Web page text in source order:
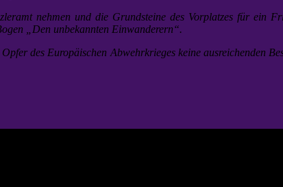
nehmen und die Grundsteine des Vorplatzes für ein
„Den unbekannten Einwanderern“.
des Europäischen Abwehrkrieges keine ausreichenden